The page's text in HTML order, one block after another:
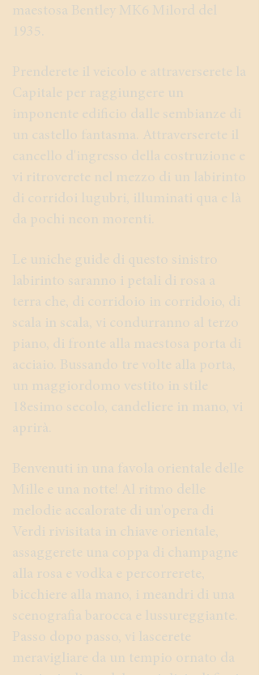
maestosa Bentley MK6 Milord del
1935.
Prenderete il veicolo e attraverserete la
Capitale per raggiungere un
imponente edificio dalle sembianze di
un castello fantasma. Attraverserete il
cancello d'ingresso della costruzione e
vi ritroverete nel mezzo di un labirinto
di corridoi lugubri, illuminati qua e là
da pochi neon morenti.
Le uniche guide di questo sinistro
labirinto saranno i petali di rosa a
terra che, di corridoio in corridoio, di
scala in scala, vi condurranno al terzo
piano, di fronte alla maestosa porta di
acciaio. Bussando tre volte alla porta,
un maggiordomo vestito in stile
18esimo secolo, candeliere in mano, vi
aprirà.
Benvenuti in una favola orientale delle
Mille e una notte! Al ritmo delle
melodie accalorate di un'opera di
Verdi rivisitata in chiave orientale,
assaggerete una coppa di champagne
alla rosa e vodka e percorrerete,
bicchiere alla mano, i meandri di una
scenografia barocca e lussureggiante.
Passo dopo passo, vi lascerete
meravigliare da un tempio ornato da